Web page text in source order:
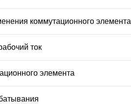
коммутационного элемента
ток
элемента